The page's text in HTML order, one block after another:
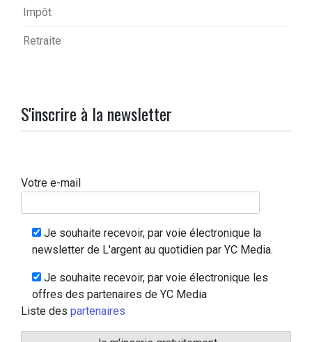
Impôt
Retraite
S'inscrire à la newsletter
Votre e-mail
Je souhaite recevoir, par voie électronique la
newsletter de L'argent au quotidien par YC Media.
Je souhaite recevoir, par voie électronique les
offres des partenaires de YC Media
Liste des partenaires